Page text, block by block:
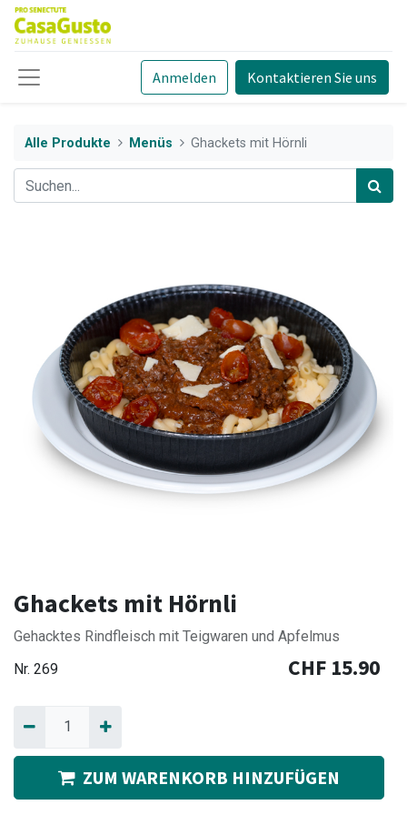
Anmelden Kontaktieren Sie uns
Alle Produkte Menüs Ghackets mit Hörnli
Ghackets mit Hörnli
Gehacktes Rindfleisch mit Teigwaren und Apfelmus
Nr. 269 CHF 15.90
ZUM WARENKORB HINZUFÜGEN